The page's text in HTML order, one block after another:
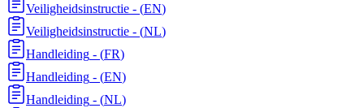
Veiligheidsinstructie - (EN)
Veiligheidsinstructie - (NL)
Handleiding - (FR)
Handleiding - (EN)
Handleiding - (NL)